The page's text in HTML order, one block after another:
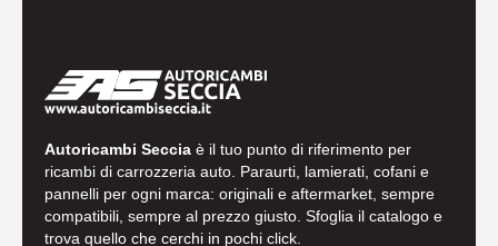
Autoricambi Seccia è il tuo punto di riferimento per
ricambi di carrozzeria auto. Paraurti, lamierati, cofani e
pannelli per ogni marca: originali e aftermarket, sempre
compatibili, sempre al prezzo giusto. Sfoglia il catalogo e
trova quello che cerchi in pochi click.